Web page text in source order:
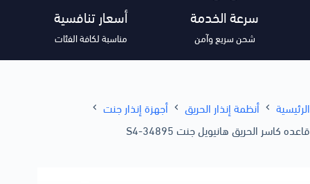
سرعة الخدمة
شحن سريع وآمن
أسعار تنافسية
مناسبة لكافة الفئات
الرئيسية أنظمة إنذار الحريق
أجهزة إنذار جنت
قاعده كاسر الحريق هانيويل جنت S4-34895